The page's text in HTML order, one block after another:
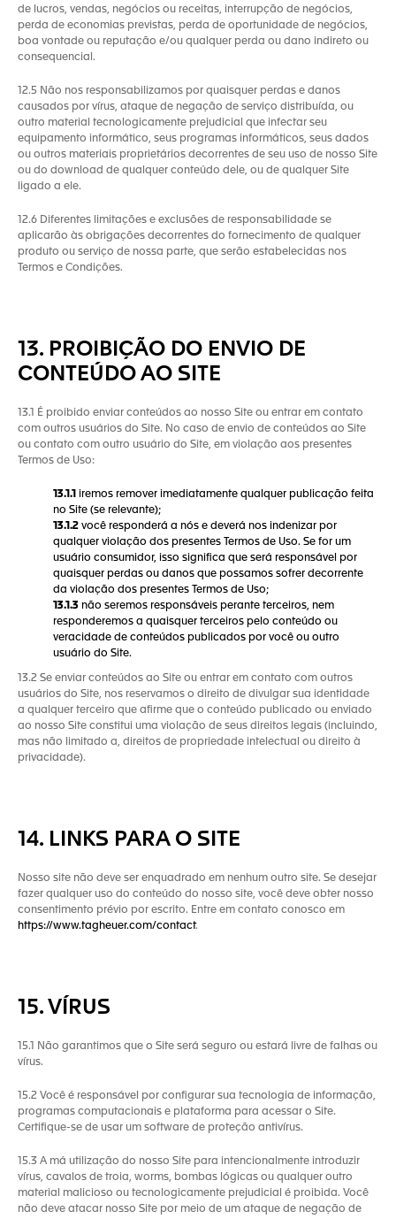
de lucros, vendas, negócios ou receitas, interrupção de negócios,
perda de economias previstas, perda de oportunidade de negócios,
boa vontade ou reputação e/ou qualquer perda ou dano indireto ou
consequencial.
12.5 Não nos responsabilizamos por quaisquer perdas e danos
causados por vírus, ataque de negação de serviço distribuída, ou
outro material tecnologicamente prejudicial que infectar seu
equipamento informático, seus programas informáticos, seus dados
ou outros materiais proprietários decorrentes de seu uso de nosso Site
ou do download de qualquer conteúdo dele, ou de qualquer Site
ligado a ele.
12.6 Diferentes limitações e exclusões de responsabilidade se
aplicarão às obrigações decorrentes do fornecimento de qualquer
produto ou serviço de nossa parte, que serão estabelecidas nos
Termos e Condições.
13. PROIBIÇÃO DO ENVIO DE
CONTEÚDO AO SITE
13.1 É proibido enviar conteúdos ao nosso Site ou entrar em contato
com outros usuários do Site. No caso de envio de conteúdos ao Site
ou contato com outro usuário do Site, em violação aos presentes
Termos de Uso:
13.1.1 iremos remover imediatamente qualquer publicação feita
no Site (se relevante);
13.1.2 você responderá a nós e deverá nos indenizar por
qualquer violação dos presentes Termos de Uso. Se for um
usuário consumidor, isso significa que será responsável por
quaisquer perdas ou danos que possamos sofrer decorrente
da violação dos presentes Termos de Uso;
13.1.3 não seremos responsáveis perante terceiros, nem
responderemos a quaisquer terceiros pelo conteúdo ou
veracidade de conteúdos publicados por você ou outro
usuário do Site.
13.2 Se enviar conteúdos ao Site ou entrar em contato com outros
usuários do Site, nos reservamos o direito de divulgar sua identidade
a qualquer terceiro que afirme que o conteúdo publicado ou enviado
ao nosso Site constitui uma violação de seus direitos legais (incluindo,
mas não limitado a, direitos de propriedade intelectual ou direito à
privacidade).
14. LINKS PARA O SITE
Nosso site não deve ser enquadrado em nenhum outro site. Se desejar
fazer qualquer uso do conteúdo do nosso site, você deve obter nosso
consentimento prévio por escrito. Entre em contato conosco em
https://www.tagheuer.com/contact.
15. VÍRUS
15.1 Não garantimos que o Site será seguro ou estará livre de falhas ou
vírus.
15.2 Você é responsável por configurar sua tecnologia de informação,
programas computacionais e plataforma para acessar o Site.
Certifique-se de usar um software de proteção antivírus.
15.3 A má utilização do nosso Site para intencionalmente introduzir
vírus, cavalos de troia, worms, bombas lógicas ou qualquer outro
material malicioso ou tecnologicamente prejudicial é proibida. Você
não deve atacar nosso Site por meio de um ataque de negação de